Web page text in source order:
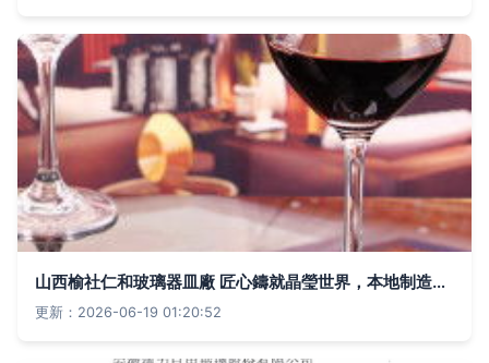
山西榆社仁和玻璃器皿廠 匠心鑄就晶瑩世界，本地制造點亮品質生活
更新：2026-06-19 01:20:52